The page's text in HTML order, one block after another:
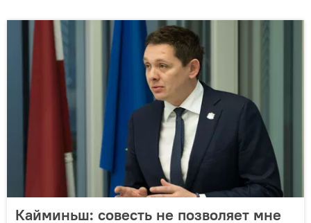
Кайминьш: совесть не позволяет мне